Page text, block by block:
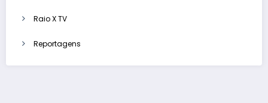
Raio X TV
Reportagens